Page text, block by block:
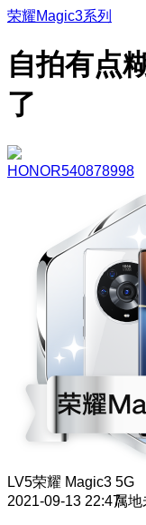
荣耀Magic3系列
自拍有点
了
HONOR540878998
LV5荣耀 Magic3 5G
2021-09-13 22:47属地